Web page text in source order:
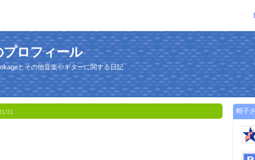
ロフィール
とその他音楽やギターに関する日記
31 帽子